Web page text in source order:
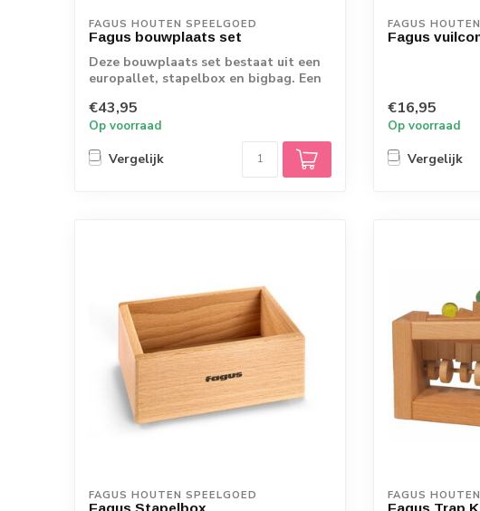
FAGUS HOUTEN SPEELGOED
Fagus bouwplaats set
Deze bouwplaats set bestaat uit een
europallet, stapelbox en bigbag. Een
€43,95
Op voorraad
Vergelijk
FAGUS
Fagus
€16,95
Op voorraad
Vergelijk
FAGUS HOUTEN SPEELGOED
Fagus Stapelbox
FAGUS
Fagus Trap